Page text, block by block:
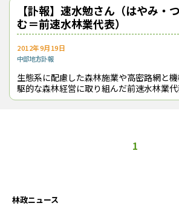
【訃報】速水勉さん（はやみ・
む＝前速水林業代表）
2012年9月19日
中部地方訃報
生態系に配慮した森林施業や高密路網と
駆的な森林経営に取り組んだ前速水林業
2012年９月19日に心不全のため死去した
1
林政ニュース